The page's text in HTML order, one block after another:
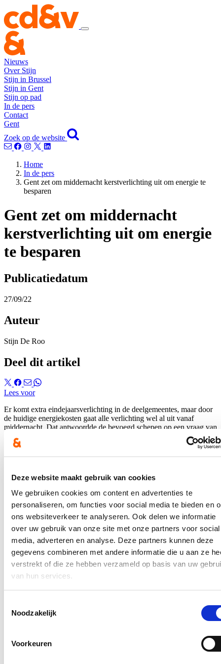
Deze website maakt gebruik van cookies
We gebruiken cookies om content en advertenties te
personaliseren, om functies voor social media te bieden en
ons websiteverkeer te analyseren. Ook delen we informatie
over uw gebruik van onze site met onze partners voor social
media, adverteren en analyse. Deze partners kunnen deze
gegevens combineren met andere informatie die u aan ze
verstrekt of die ze hebben verzameld op basis van uw
van hun services.
Noodzakelijk
Voorkeuren
Nieuws
Over Stijn
Stijn in Brussel
Stijn in Gent
Stijn op pad
In de pers
Contact
Gent
Zoek op de website
Home
In de pers
Gent zet om middernacht kerstverlichting uit om energie te
besparen
Gent zet om middernacht
kerstverlichting uit om energie
te besparen
Publicatiedatum
27/09/22
Auteur
Stijn De Roo
Deel dit artikel
Lees voor
Er komt extra eindejaarsverlichting in de deelgemeentes, maar door
de huidige energiekosten gaat alle verlichting wel al uit vanaf
middernacht. Dat antwoordde de bevoegd schepen op een vraag van
fractievoorzitter Stijn De Roo tijdens de gemeenteraad van 26
september.
In de pers
Nieuwe speeltuin in Ter Durmenpark komt er nog
dit jaar
05/08/26
Speelzones in de buurt zijn belangrijke ontmoetingsplaatsen voor
kinderen, ouders en buurtbewoners. Ze dragen bij aan de
leefbaarheid van de wijk en bieden kinderen de mogelijkheid om